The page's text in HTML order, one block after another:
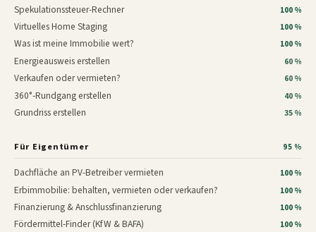
Spekulationssteuer-Rechner 100 %
Virtuelles Home Staging 100 %
Was ist meine Immobilie wert? 100 %
Energieausweis erstellen 60 %
Verkaufen oder vermieten? 60 %
360°-Rundgang erstellen 40 %
Grundriss erstellen 35 %
Für Eigentümer 95 %
Dachfläche an PV-Betreiber vermieten 100 %
Erbimmobilie: behalten, vermieten oder verkaufen? 100 %
Finanzierung & Anschlussfinanzierung 100 %
Fördermittel-Finder (KfW & BAFA) 100 %